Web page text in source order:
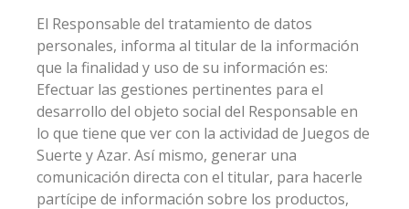
El Responsable del tratamiento de datos
personales, informa al titular de la información
que la finalidad y uso de su información es:
Efectuar las gestiones pertinentes para el
desarrollo del objeto social del Responsable en
lo que tiene que ver con la actividad de Juegos de
Suerte y Azar. Así mismo, generar una
comunicación directa con el titular, para hacerle
partícipe de información sobre los productos,